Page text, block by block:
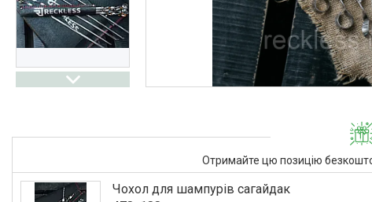
Отримайте цю позицію
Чохол для шампурів сагайдак